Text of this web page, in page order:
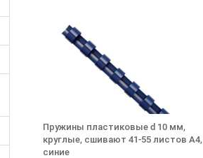
Пружины пластиковые d 10 мм,
круглые, сшивают 41-55 листов А4,
синие